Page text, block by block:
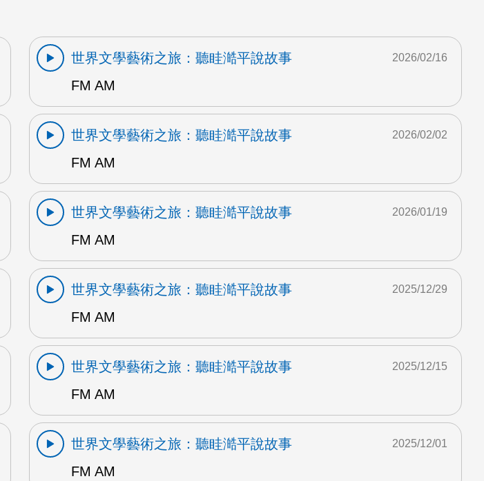
世界文學藝術之旅：聽眭澔平說故事
FM AM
2026/02/16
世界文學藝術之旅：聽眭澔平說故事
FM AM
2026/02/02
世界文學藝術之旅：聽眭澔平說故事
FM AM
2026/01/19
世界文學藝術之旅：聽眭澔平說故事
FM AM
2025/12/29
世界文學藝術之旅：聽眭澔平說故事
FM AM
2025/12/15
世界文學藝術之旅：聽眭澔平說故事
FM AM
2025/12/01